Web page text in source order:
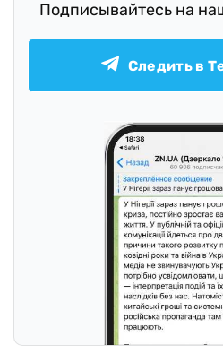
Подписывайтесь на
Следить в